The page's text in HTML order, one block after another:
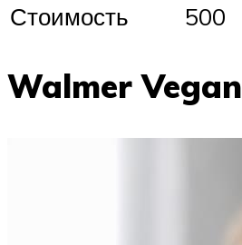
Стоимость
500
Walmer Vegan